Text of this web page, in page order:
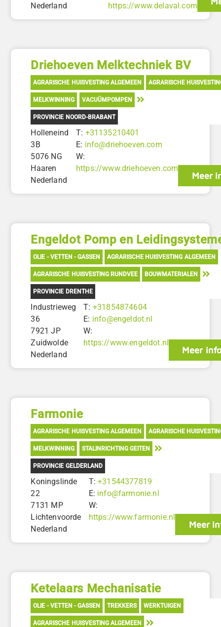
Nederland https://www.delaval.com
Driehoeven Melktechniek BV
AGRARISCHE HUISVESTING ALGEMEEN AGRARISCHE
MELKWINNING VACUÜMPOMPEN
PROVINCIE NOORD-BRABANT
Holleneind
3B
5076 NG
Haaren
Nederland
T: +31135210401
E: info@driehoeven.com
W:
https://www.driehoeven.com
Meer
Engeldot Pomp en
OLIE - VETTEN - GASSEN AGRARISCHE HUISVESTING ALGEMEEN
AGRARISCHE HUISVESTING RUNDVEE BOUWMATERIALEN
PROVINCIE DRENTHE
Industrieweg
36
7921 JP
Zuidwolde
Nederland
T: +31854874604
E: info@engeldot.nl
W:
https://www.engeldot.nl
Meer
Farmonie
AGRARISCHE HUISVESTING ALGEMEEN AGRARISCHE
MELKWINNING STALINRICHTING GEITEN
PROVINCIE GELDERLAND
Koningslinde
22
7131 MP
Lichtenvoorde
Nederland
T:+31544377819
E: info@farmonie.nl
W:
https://www.farmonie.nl
Meer
Ketelaars Mechanisatie
OLIE - VETTEN - GASSEN TREKKERS WERKTUIGEN
AGRARISCHE HUISVESTING ALGEMEEN